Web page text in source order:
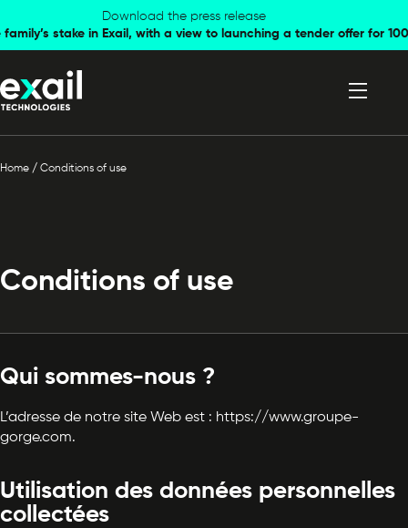
navigation
content
Download the press release
stake in Exail, with a view to launching a tender offer for
Home / Conditions of use
Conditions of use
Qui sommes-nous ?
L’adresse de notre site Web est : https://www.groupe-
gorge.com.
Utilisation des données personnelles
collectées